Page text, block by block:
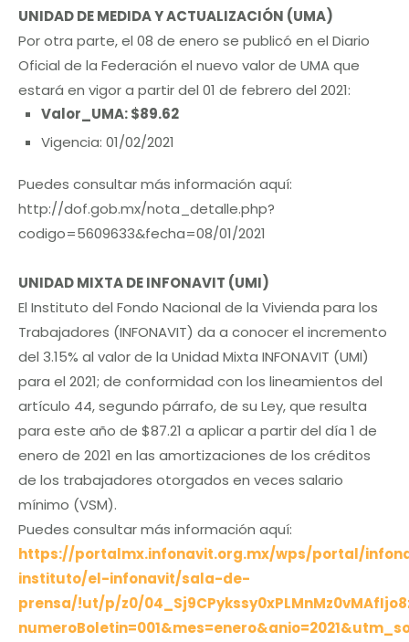
UNIDAD DE MEDIDA Y ACTUALIZACIÓN (UMA)
Por otra parte, el 08 de enero se publicó en el Diario
Oficial de la Federación el nuevo valor de UMA que
estará en vigor a partir del 01 de febrero del 2021:
Valor_UMA: $89.62
Vigencia: 01/02/2021
Puedes consultar más información aquí:
http://dof.gob.mx/nota_detalle.php?
codigo=5609633&fecha=08/01/2021
UNIDAD MIXTA DE INFONAVIT (UMI)
El Instituto del Fondo Nacional de la Vivienda para los
Trabajadores (INFONAVIT) da a conocer el incremento
del 3.15% al valor de la Unidad Mixta INFONAVIT (UMI)
para el 2021; de conformidad con los lineamientos del
artículo 44, segundo párrafo, de su Ley, que resulta
para este año de $87.21 a aplicar a partir del día 1 de
enero de 2021 en las amortizaciones de los créditos
de los trabajadores otorgados en veces salario
mínimo (VSM).
Puedes consultar más información aquí:
https://portalmx.infonavit.org.mx/wps/portal/
instituto/el-infonavit/sala-de-
prensa/!ut/p/z0/